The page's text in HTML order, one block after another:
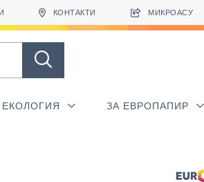
КОНТАКТИ МИКРОАСУ
ЕКОЛОГИЯ ЗА ЕВРОПАПИР